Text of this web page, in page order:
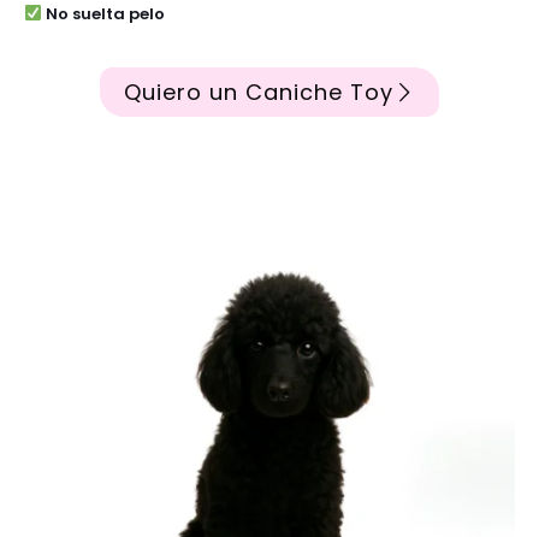
No suelta pelo
Quiero un Caniche Toy